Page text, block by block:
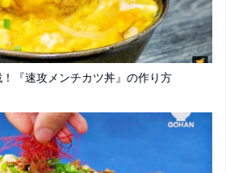
！『速攻メンチカツ丼』の作り方